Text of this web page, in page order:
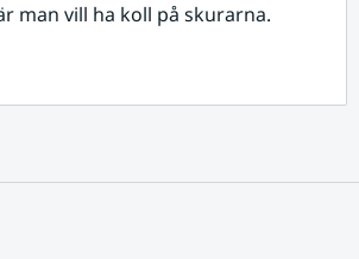
man vill ha koll på skurarna.